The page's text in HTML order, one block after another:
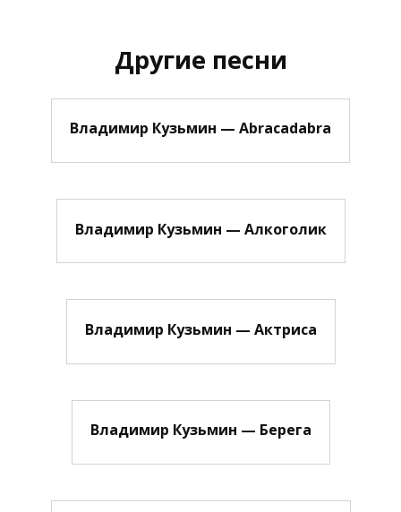
Другие песни
Владимир Кузьмин — Abracadabra
Владимир Кузьмин — Алкоголик
Владимир Кузьмин — Актриса
Владимир Кузьмин — Берега